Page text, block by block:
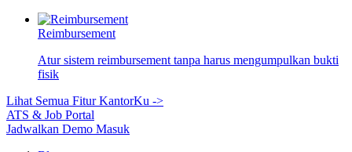
Reimbursement
Atur sistem reimbursement tanpa harus mengumpulkan bukti
fisik
Lihat Semua Fitur KantorKu ->
ATS & Job Portal
Jadwalkan Demo Masuk